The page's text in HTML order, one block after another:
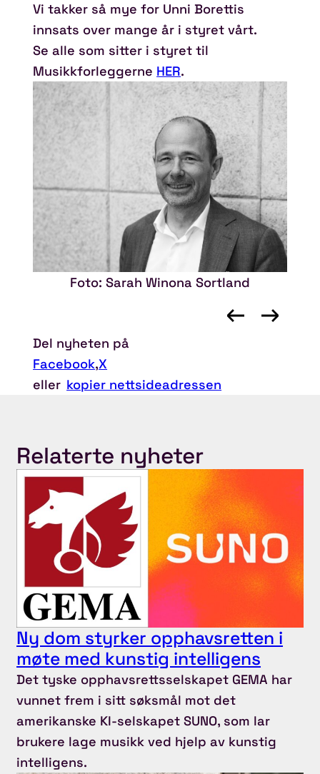
Vi takker så mye for Unni Borettis
innsats over mange år i styret vårt.
Se alle som sitter i styret til
Musikkforleggerne HER.
Foto: Sarah Winona Sortland
Del nyheten på
Facebook,X
eller kopier nettsideadressen
Relaterte nyheter
Ny dom styrker opphavsretten i
møte med kunstig intelligens
Det tyske opphavsrettsselskapet GEMA har
vunnet frem i sitt søksmål mot det
amerikanske KI-selskapet SUNO, som lar
brukere lage musikk ved hjelp av kunstig
intelligens.